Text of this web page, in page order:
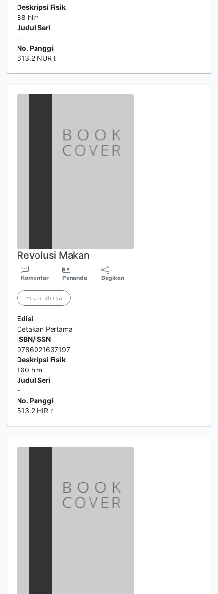
Deskripsi Fisik
88 hlm
Judul Seri
-
No. Panggil
613.2 NUR t
Revolusi Makan
Komentar Penanda Bagikan
Hiromi Shinya
Edisi
Cetakan Pertama
ISBN/ISSN
9786021637197
Deskripsi Fisik
160 hlm
Judul Seri
-
No. Panggil
613.2 HIR r